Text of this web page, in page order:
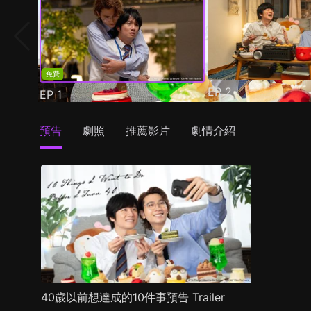
免費
EP1 EP2
預告 劇照 推薦影片 劇情介紹
40歲以前想達成的10件事預告 Trailer